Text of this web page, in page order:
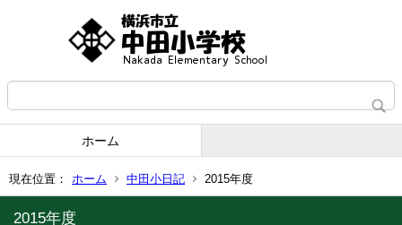
ホーム
現在位置： ホーム 中田小日記 2015年度
2015年度